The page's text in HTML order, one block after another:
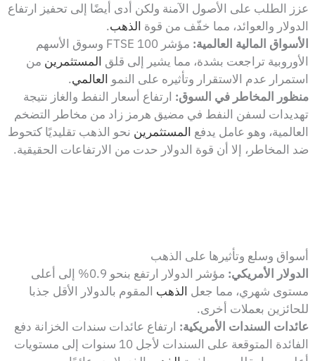
عزز الطلب على الأصول الآمنة ولكن أدى أيضًا إلى تحفيز ارتفاع
الدولار والعوائد، مما خفّف من قوة الذهب.
الأسواق المالية العالمية:
مؤشر FTSE 100 وسوق الأسهم
الأوروبية تراجعت بشدة، مما يشير إلى قلق المستثمرين من
استمرار عدم الاستقرار وتأثيره على النمو العالمي.
منظور المخاطر في السوق: ارتفاع أسعار النفط والغاز نتيجة
تهديدات لسفن النفط في مضيق هرمز زاد من مخاطر التضخم
العالمية، وهو عامل يدفع المستثمرين نحو الذهب تقليديًا كتحوط
ضد المخاطر، إلا أن قوة الدولار حدت من الارتفاعات الحقيقية.
أسواق وسلع وتأثيرها على الذهب
الدولار الأمريكي:
مؤشر الدولار ارتفع بنحو 0.9% إلى أعلى
مستوى شهري، مما جعل الذهب المقوم بالدولار الأقل جذبا
للحائزين بعملات أخرى.
عائدات السندات الأمريكية: ارتفاع عائدات سندات الخزانة دفع
الفائدة المتوقعة على السندات لأجل 10 سنوات إلى مستويات